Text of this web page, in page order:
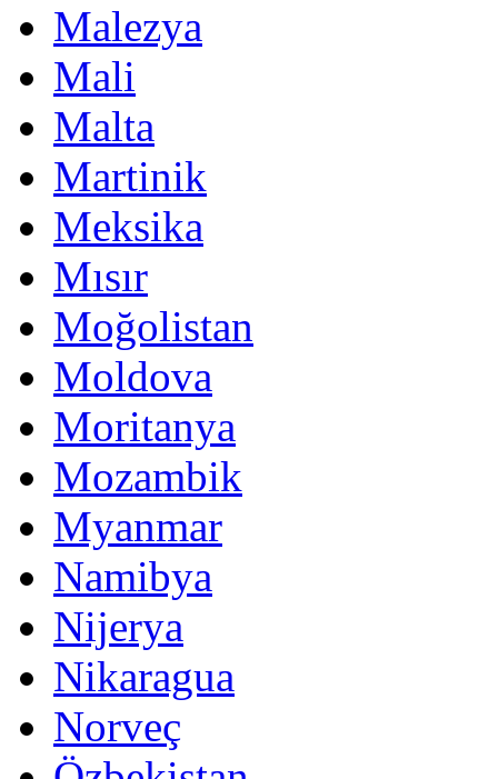
Malezya
Mali
Malta
Martinik
Meksika
Mısır
Moğolistan
Moldova
Moritanya
Mozambik
Myanmar
Namibya
Nijerya
Nikaragua
Norveç